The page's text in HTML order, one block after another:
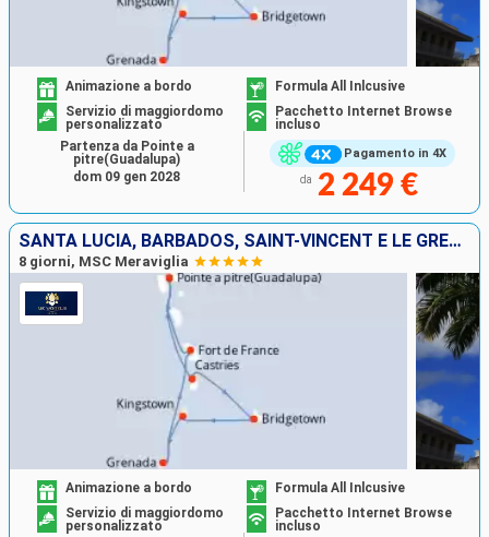
Pagamento in 4X
Animazione a bordo
Formula All Inlcusive
Servizio di maggiordomo
personalizzato
Pacchetto Internet Browse
incluso
da 2 249 €
Partenza da Pointe a
pitre(Guadalupa)
dom 09 gen 2028
SANTA LUCIA, BARBADOS, SAINT-VINCENT E LE GRENADINE, GRENADA, MARTINICA, GUADALUPA
8 giorni, MSC Meraviglia
Animazione a bordo
Formula All Inlcusive
Servizio di maggiordomo
personalizzato
Pacchetto Internet Browse
incluso